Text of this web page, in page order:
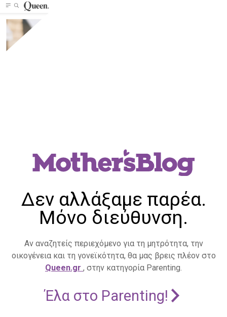
Δεν αλλάξαμε παρέα.
Μόνο διεύθυνση.
Αν αναζητείς περιεχόμενο για τη μητρότητα, την
οικογένεια και τη γονεϊκότητα, θα μας βρεις πλέον στο
Queen.gr , στην κατηγορία Parenting.
Έλα στο Parenting!